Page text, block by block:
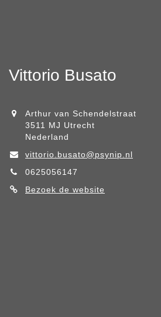
Vittorio Busato
Arthur van Schendelstraat
3511 MJ Utrecht
Nederland
vittorio.busato@psynip.nl
0625056147
Bezoek de website